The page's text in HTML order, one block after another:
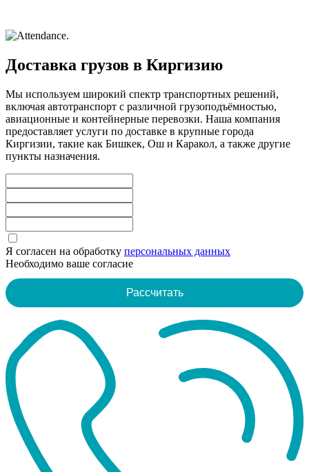
Доставка грузов в Киргизию
Мы используем широкий спектр транспортных решений,
включая автотранспорт с различной грузоподъёмностью,
авиационные и контейнерные перевозки. Наша компания
предоставляет услуги по доставке в крупные города
Киргизии, такие как Бишкек, Ош и Каракол, а также другие
пункты назначения.
Я согласен на обработку персональных данных
Необходимо ваше согласие